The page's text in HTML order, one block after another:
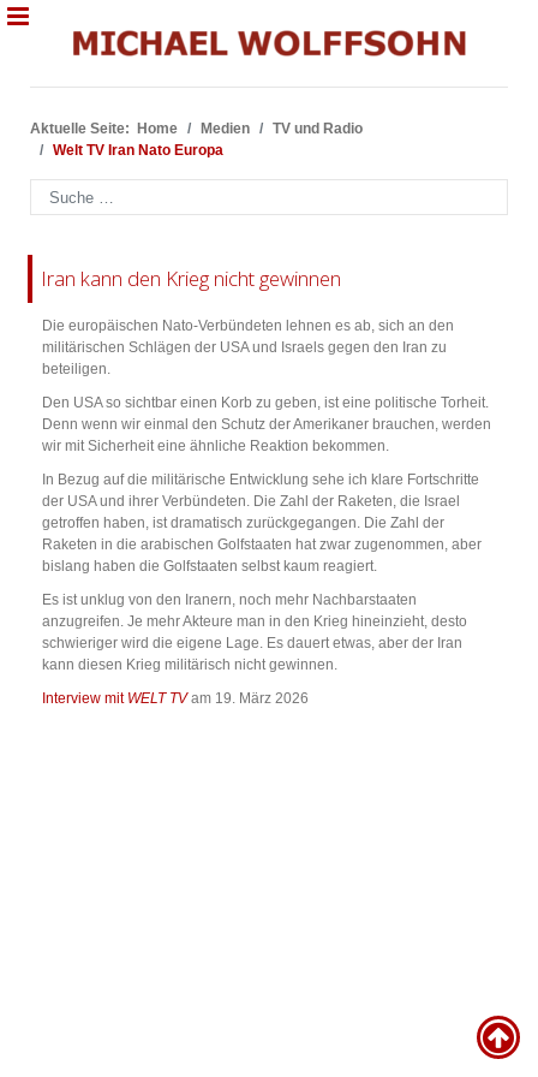
Aktuelle Seite: Home Medien
TV und Radio
Welt TV Iran Nato Europa
Suchen
Iran kann den Krieg nicht gewinnen
Die europäischen Nato-Verbündeten lehnen es ab, sich an den
militärischen Schlägen der USA und Israels gegen den Iran zu
beteiligen.
Den USA so sichtbar einen Korb zu geben, ist eine politische Torheit.
Denn wenn wir einmal den Schutz der Amerikaner brauchen, werden
wir mit Sicherheit eine ähnliche Reaktion bekommen.
In Bezug auf die militärische Entwicklung sehe ich klare Fortschritte
der USA und ihrer Verbündeten. Die Zahl der Raketen, die Israel
getroffen haben, ist dramatisch zurückgegangen. Die Zahl der
Raketen in die arabischen Golfstaaten hat zwar zugenommen, aber
bislang haben die Golfstaaten selbst kaum reagiert.
Es ist unklug von den Iranern, noch mehr Nachbarstaaten
anzugreifen. Je mehr Akteure man in den Krieg hineinzieht, desto
schwieriger wird die eigene Lage. Es dauert etwas, aber der Iran
kann diesen Krieg militärisch nicht gewinnen.
Interview mit WELT TVam 19. März 2026